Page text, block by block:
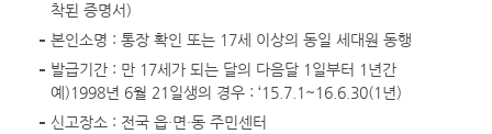
착된 증명서)
본인소명 : 통장 확인 또는 17세 이상의 동일 세대원 동행
발급기간 : 만 17세가 되는 달의 다음달 1일부터 1년간
예)1998년 6월 21일생의 경우 : ‘15.7.1~16.6.30(1년)
신고장소 : 전국 읍·면·동 주민센터